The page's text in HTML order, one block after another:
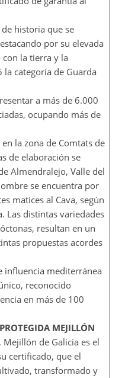
historia que se
por su elevada
la tierra y la
categoría de Guarda
a más de 6.000
ocupando más de
la zona de Comtats de
de elaboración se
Almendralejo, Valle del
se encuentra por
matices al Cava, según
Las distintas variedades
resultan en un
propuestas acordes
influencia mediterránea
reconocido
en más de 100
MEJILLÓN
Mejillón de Galicia es el
certificado, que el
transformado y